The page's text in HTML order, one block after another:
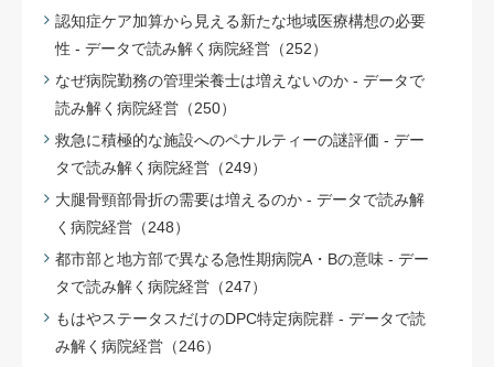
認知症ケア加算から見える新たな地域医療構想の必要
性 - データで読み解く病院経営（252）
なぜ病院勤務の管理栄養士は増えないのか - データで
読み解く病院経営（250）
救急に積極的な施設へのペナルティーの謎評価 - デー
タで読み解く病院経営（249）
大腿骨頸部骨折の需要は増えるのか - データで読み解
く病院経営（248）
都市部と地方部で異なる急性期病院A・Bの意味 - デー
タで読み解く病院経営（247）
もはやステータスだけのDPC特定病院群 - データで読
み解く病院経営（246）